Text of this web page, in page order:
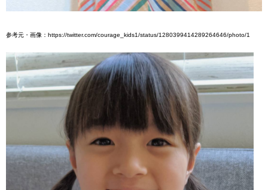
参考元・画像：https://twitter.com/courage_kids1/status/1280399414289264646/photo/1